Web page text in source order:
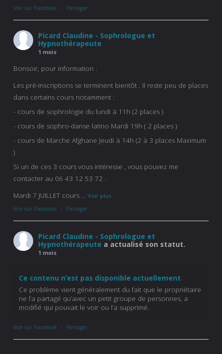
Voir sur Facebook · Partager
Picard Claudine - Sophrologue et
Hypnothérapeute
1 mois
Bonsoir, pour information :
Les pré-inscriptions se terminent bientôt . Il reste peu de places
dans certains cours notamment :
- cours de sophrologie du lundi à 11h (2 places )
- cours de sophro-danse latino Mardi 19h ( 2 places )
- cours de Marche Afghane Jeudi à 14h (2 à 3 places Maximum
)
Si un de ces 3 cours vous intéresse , vous pouvez me
contacter au 06 43 12 53 72 .
Mardi 7 JUILLET cours ... Voir plus
Voir sur Facebook
· Partager
Picard Claudine - Sophrologue et
Hypnothérapeute a actualisé son statut.
1 mois
Ce contenu n’est pas disponible actuellement
Ce problème vient généralement du fait que le propriétaire
ne l’a partagé qu’avec un petit groupe de personnes, a
modifié qui pouvait le voir ou l’a supprimé.
Voir sur Facebook · Partager